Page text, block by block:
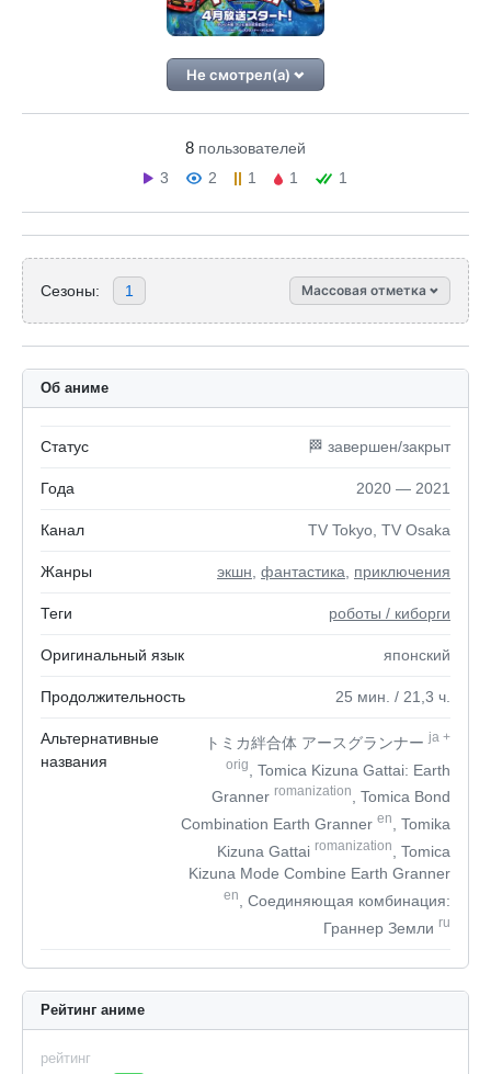
Не смотрел(а)
8 пользователей
3
2 1 1 1
Сезоны: 1 Массовая отметка
Об аниме
Статус 🏁 завершен/закрыт
Года 2020 — 2021
Канал TV Tokyo, TV Osaka
Жанры экшн фантастика приключения
Теги роботы / киборги
Оригинальный язык японский
Продолжительность 25 мин. / 21,3 ч.
Альтернативные
названия
トミカ絆合体 アースグランナーja +
orig
, Tomica Kizuna Gattai: Earth
Granner romanization
, Tomica Bond
Combination Earth Granner en
, Tomika
Kizuna Gattai romanization
, Tomica
Kizuna Mode Combine Earth Granner
en
, Соединяющая комбинация:
Граннер Земли ru
Рейтинг аниме
рейтинг